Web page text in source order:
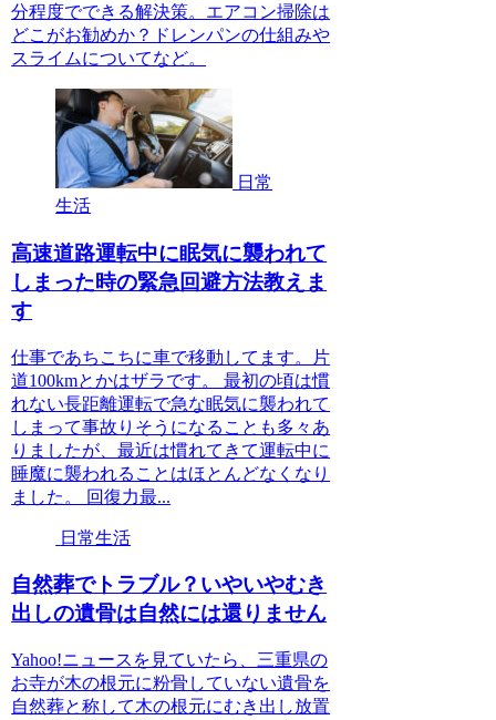
分程度でできる解決策。エアコン掃除は
どこがお勧めか？ドレンパンの仕組みや
スライムについてなど。
日常
生活
高速道路運転中に眠気に襲われて
しまった時の緊急回避方法教えま
す
仕事であちこちに車で移動してます。片
道100kmとかはザラです。 最初の頃は慣
れない長距離運転で急な眠気に襲われて
しまって事故りそうになることも多々あ
りましたが、最近は慣れてきて運転中に
睡魔に襲われることはほとんどなくなり
ました。 回復力最...
日常生活
自然葬でトラブル？いやいやむき
出しの遺骨は自然には還りません
Yahoo!ニュースを見ていたら、三重県の
お寺が木の根元に粉骨していない遺骨を
自然葬と称して木の根元にむき出し放置